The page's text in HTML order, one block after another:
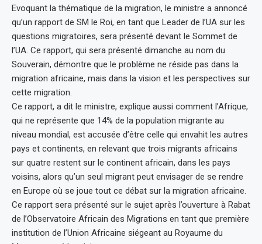
Evoquant la thématique de la migration, le ministre a annoncé
qu’un rapport de SM le Roi, en tant que Leader de l’UA sur les
questions migratoires, sera présenté devant le Sommet de
l’UA. Ce rapport, qui sera présenté dimanche au nom du
Souverain, démontre que le problème ne réside pas dans la
migration africaine, mais dans la vision et les perspectives sur
cette migration.
Ce rapport, a dit le ministre, explique aussi comment l’Afrique,
qui ne représente que 14% de la population migrante au
niveau mondial, est accusée d’être celle qui envahit les autres
pays et continents, en relevant que trois migrants africains
sur quatre restent sur le continent africain, dans les pays
voisins, alors qu’un seul migrant peut envisager de se rendre
en Europe où se joue tout ce débat sur la migration africaine.
Ce rapport sera présenté sur le sujet après l’ouverture à Rabat
de l’Observatoire Africain des Migrations en tant que première
institution de l’Union Africaine siégeant au Royaume du